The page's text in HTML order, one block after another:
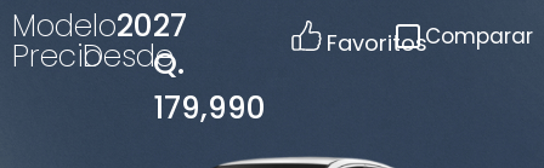
Modelo2027
PrecioDesde
Q.
179,990
FavoritosComparar